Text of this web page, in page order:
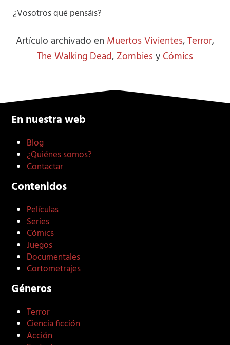
¿Vosotros qué pensáis?
Artículo archivado en Muertos Vivientes,Terror,
The Walking Dead, Zombiesy Cómics
En nuestra web
Blog
¿Quiénes somos?
Contactar
Contenidos
Películas
Series
Cómics
Juegos
Documentales
Cortometrajes
Géneros
Terror
Ciencia ficción
Acción